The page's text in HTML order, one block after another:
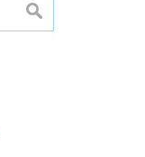
suchen